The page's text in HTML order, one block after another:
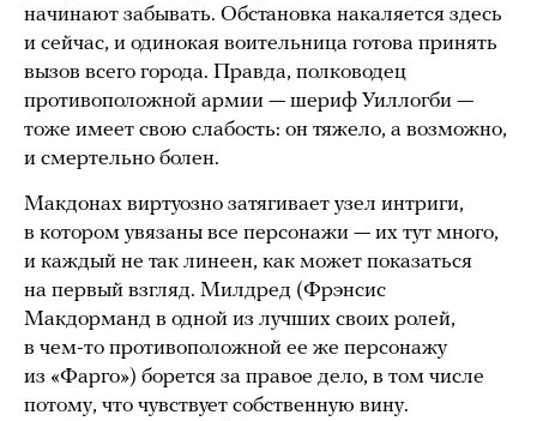
начинают забывать. Обстановка накаляется здесь
и сейчас, и одинокая воительница готова принять
вызов всего города. Правда, полководец
противоположной армии — шериф Уиллогби —
тоже имеет свою слабость: он тяжело, а возможно,
и смертельно болен.
Макдонах виртуозно затягивает узел интриги,
в котором увязаны все персонажи — их тут много,
и каждый не так линеен, как может показаться
на первый взгляд. Милдред (Фрэнсис
Макдорманд в одной из лучших своих ролей,
в чем-то противоположной ее же персонажу
из «Фарго») борется за правое дело, в том числе
потому, что чувствует собственную вину.